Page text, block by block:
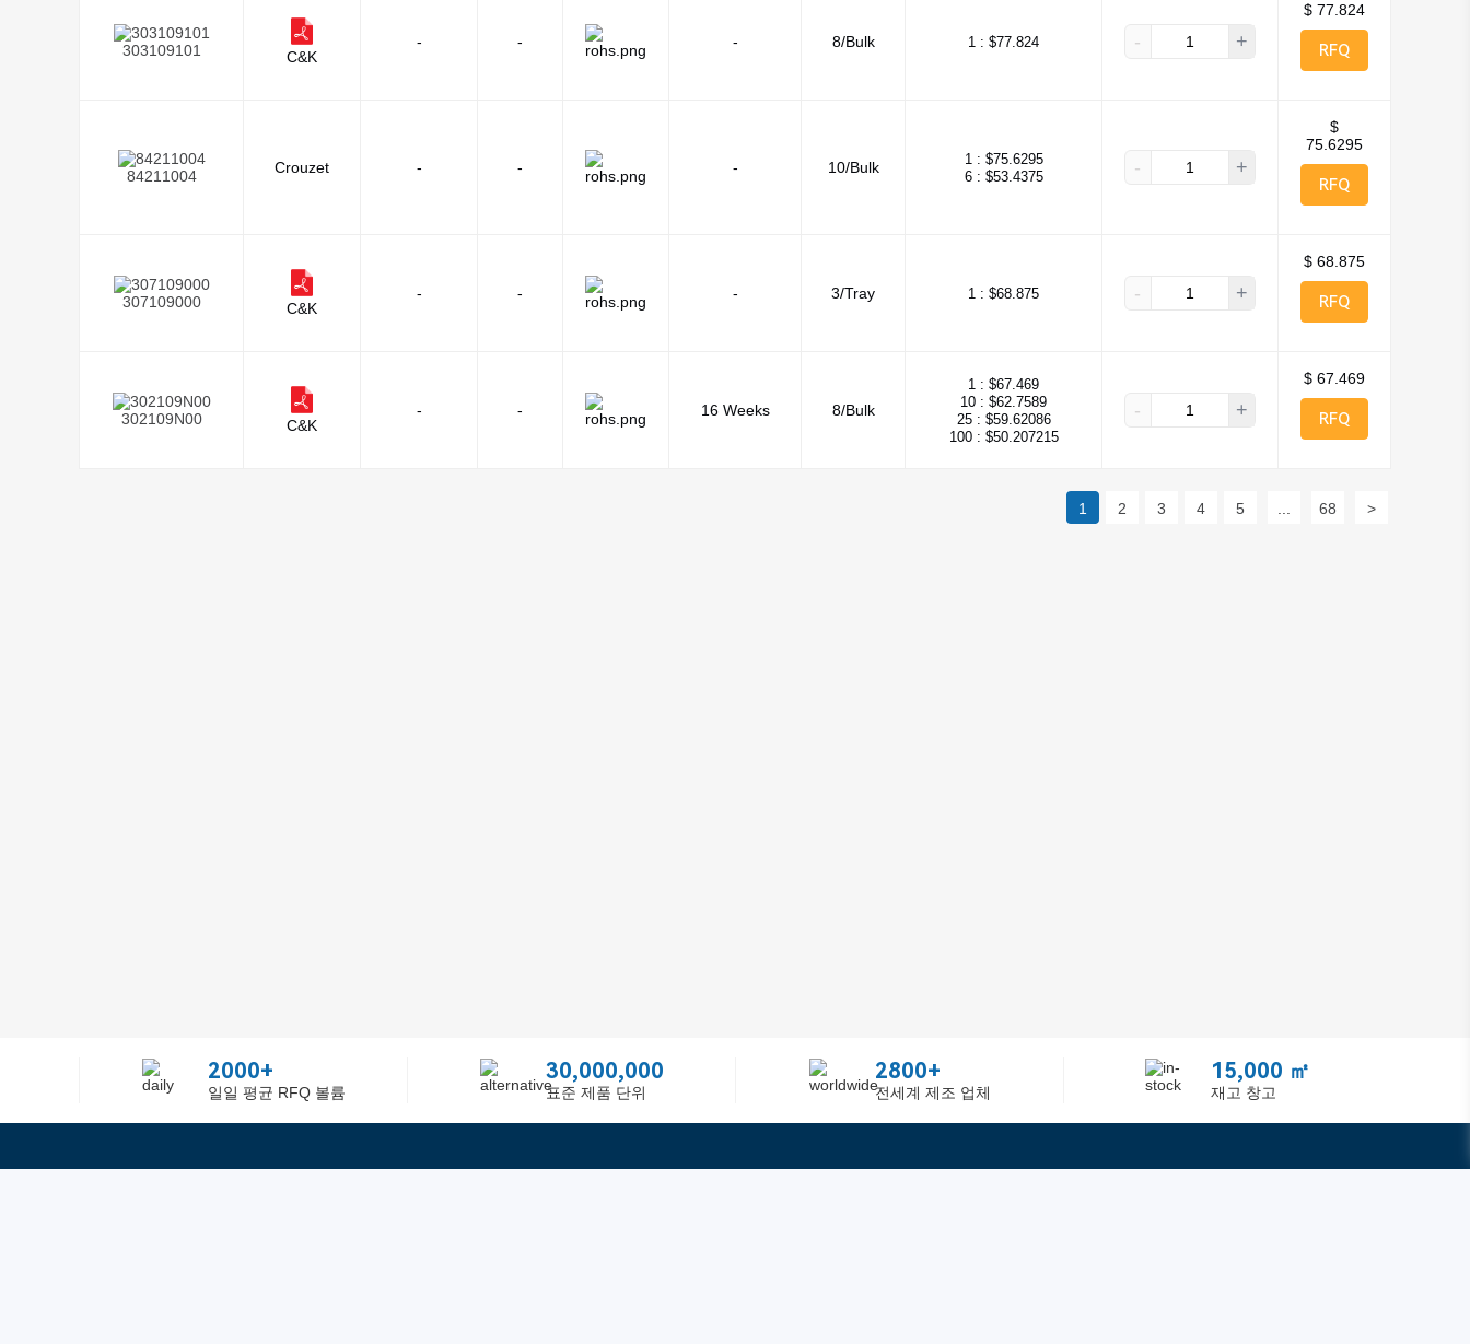
303109101 C&K
- - - 8/Bulk 1 : $77.824 - +
$ 77.824
RFQ
84211004 Crouzet - - - 10/Bulk 1 : $75.6295
6 : $53.4375 - +
$
75.6295
RFQ
307109000 C&K
- - - 3/Tray 1 : $68.875 - +
$ 68.875
RFQ
302109N00 C&K
- - 16 Weeks 8/Bulk
1 : $67.469
10 : $62.7589
25 : $59.62086
100 : $50.207215
- +
$ 67.469
RFQ
1 2 3 4 5 68 >
2000+
일일 평균 RFQ 볼륨
30,000,000
표준 제품 단위
2800+
전세계 제조 업체
15,000 ㎡
재고 창고